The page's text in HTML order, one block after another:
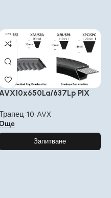
637Lp PIX
10 AVX
Запитване